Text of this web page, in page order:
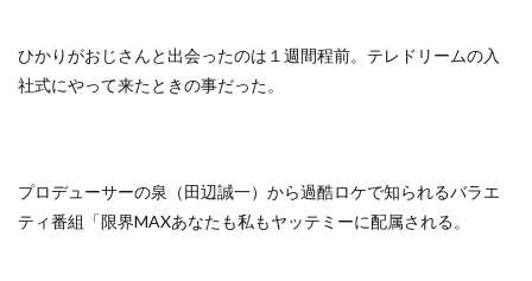
ひかりがおじさんと出会ったのは１週間程前。テレドリームの入
社式にやって来たときの事だった。
プロデューサーの泉（田辺誠一）から過酷ロケで知られるバラエ
ティ番組「限界MAXあなたも私もヤッテミーに配属される。